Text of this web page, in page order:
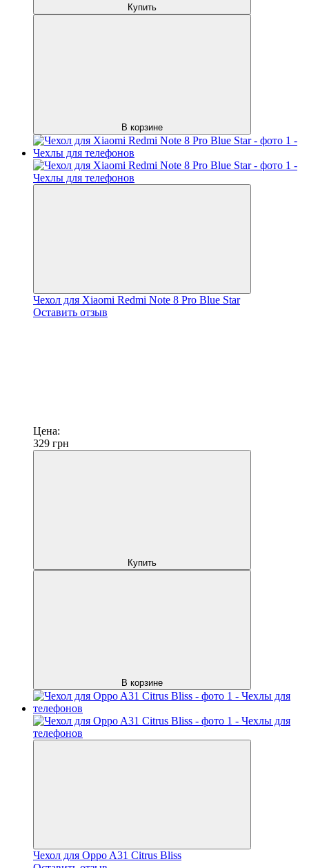
Купить
В корзине
Чехол для Xiaomi Redmi Note 8 Pro Blue Star
Оставить отзыв
Цена:
329 грн
Купить
В корзине
Чехол для Oppo A31 Citrus Bliss